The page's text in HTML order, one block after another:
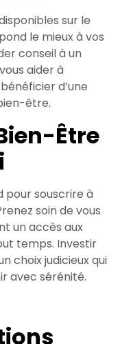
sur le
le mieux à vos
conseil à un
aider à
d’une
être.
Être
pour souscrire à
soin de vous
un accès aux
temps. Investir
choix judicieux qui
avec sérénité.